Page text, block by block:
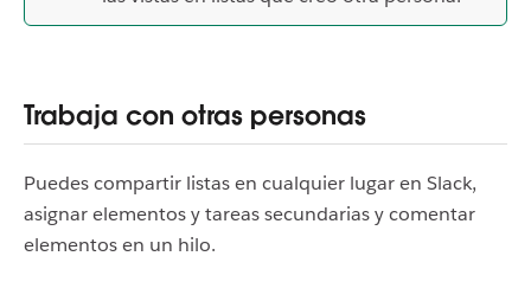
Trabaja con otras personas
Puedes compartir listas en cualquier lugar en Slack,
asignar elementos y tareas secundarias y comentar
elementos en un hilo.